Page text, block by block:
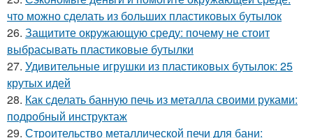
что можно сделать из больших пластиковых бутылок
26. Защитите окружающую среду: почему не стоит
выбрасывать пластиковые бутылки
27. Удивительные игрушки из пластиковых бутылок: 25
крутых идей
28. Как сделать банную печь из металла своими руками:
подробный инструктаж
29. Строительство металлической печи для бани: